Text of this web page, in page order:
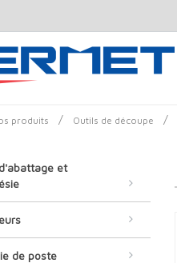
produits / Outils de découpe /
et
de poste